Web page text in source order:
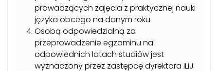
prowadzących zajęcia z praktycznej nauki
języka obcego na danym roku.
Osobą odpowiedzialną za
przeprowadzenie egzaminu na
odpowiednich latach studiów jest
wyznaczony przez zastępcę dyrektora ILiJ